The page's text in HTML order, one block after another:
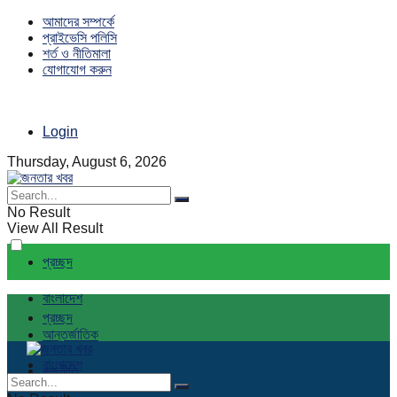
আমাদের সম্পর্কে
প্রাইভেসি পলিসি
শর্ত ও নীতিমালা
যোগাযোগ করুন
Login
Thursday, August 6, 2026
No Result
View All Result
প্রচ্ছদ
বাংলাদেশ
আন্তর্জাতিক
রাজনীতি
প্রচ্ছদ
বাংলাদেশ